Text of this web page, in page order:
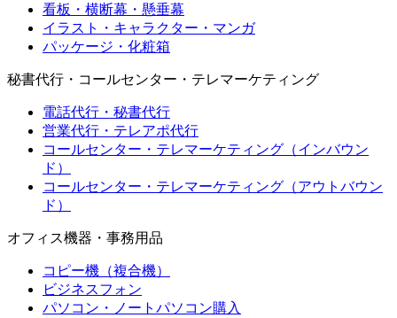
看板・横断幕・懸垂幕
イラスト・キャラクター・マンガ
パッケージ・化粧箱
秘書代行・コールセンター・テレマーケティング
電話代行・秘書代行
営業代行・テレアポ代行
コールセンター・テレマーケティング（インバウン
ド）
コールセンター・テレマーケティング（アウトバウン
ド）
オフィス機器・事務用品
コピー機（複合機）
ビジネスフォン
パソコン・ノートパソコン購入